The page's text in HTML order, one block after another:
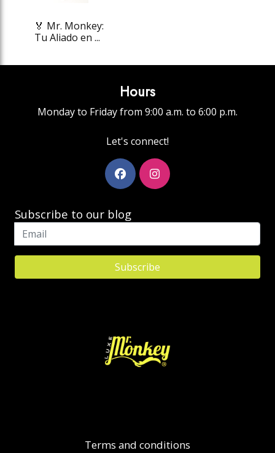
🏅 Mr. Monkey:
Tu Aliado en ...
Hours
Monday to Friday from 9:00 a.m. to 6:00 p.m.
Let's connect!
Subscribe to our blog
Terms and conditions